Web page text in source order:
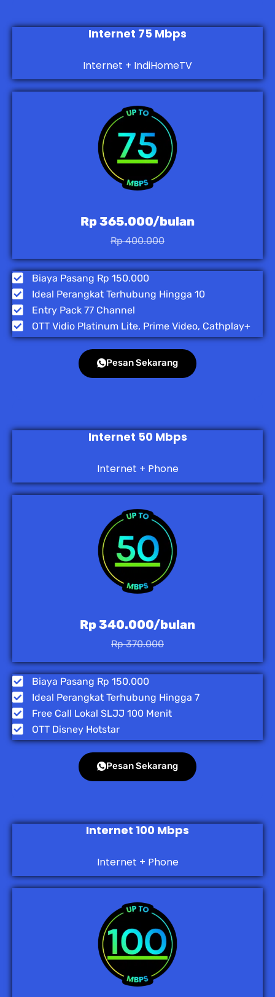
Internet 75 Mbps
Internet + IndiHomeTV
Rp 365.000/bulan
Rp 400.000
Biaya Pasang Rp 150.000
Ideal Perangkat Terhubung Hingga 10
Entry Pack 77 Channel
OTT Vidio Platinum Lite, Prime Video, Cathplay+
Pesan Sekarang
Internet 50 Mbps
Internet + Phone
Rp 340.000/bulan
Rp 370.000
Biaya Pasang Rp 150.000
Ideal Perangkat Terhubung Hingga 7
Free Call Lokal SLJJ 100 Menit
OTT Disney Hotstar
Pesan Sekarang
Internet 100 Mbps
Internet + Phone